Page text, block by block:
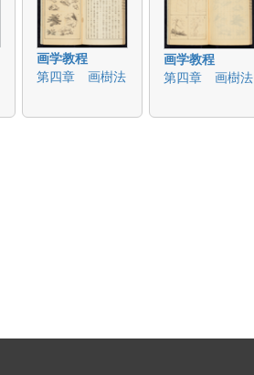
画学教程
第四章 画樹法
画学教程
第四章 画樹法